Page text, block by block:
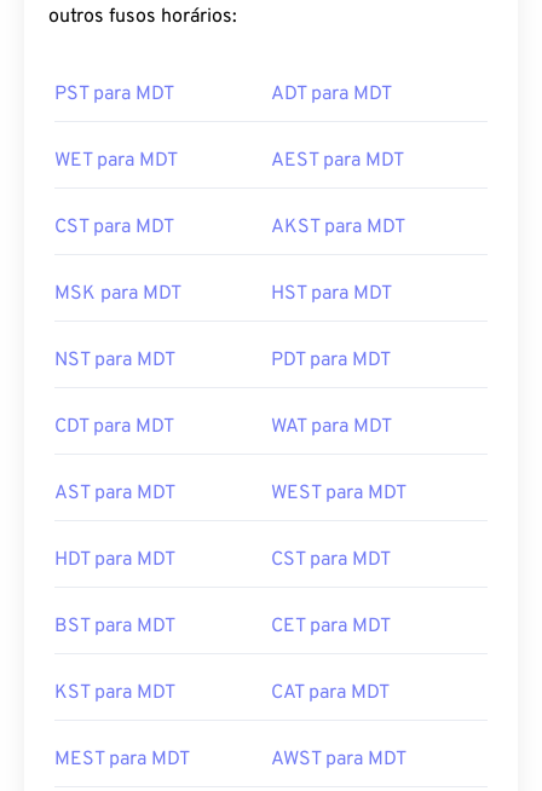
outros fusos horários:
PST para MDT ADT para MDT
WET para MDT AEST para MDT
CST para MDT AKST para MDT
MSK para MDT HST para MDT
NST para MDT PDT para MDT
CDT para MDT WAT para MDT
AST para MDT WEST para MDT
HDT para MDT CST para MDT
BST para MDT CET para MDT
KST para MDT CAT para MDT
MEST para MDT AWST para MDT